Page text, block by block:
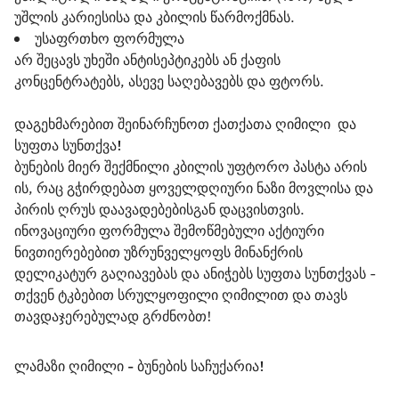
უშლის კარიესისა და კბილის წარმოქმნას.
უსაფრთხო ფორმულა
არ შეცავს უხეში ანტისეპტიკებს ან ქაფის
კონცენტრატებს, ასევე საღებავებს და ფტორს.
დაგეხმარებით შეინარჩუნოთ ქათქათა ღიმილი  და
სუფთა სუნთქვა!
ბუნების მიერ შექმნილი კბილის უფტორო პასტა არის
ის, რაც გჭირდებათ ყოველდღიური ნაზი მოვლისა და
პირის ღრუს დაავადებებისგან დაცვისთვის.
ინოვაციური ფორმულა შემოწმებული აქტიური
ნივთიერებებით უზრუნველყოფს მინანქრის
დელიკატურ გაღიავებას და ანიჭებს სუფთა სუნთქვას -
თქვენ ტკბებით სრულყოფილი ღიმილით და თავს
თავდაჯერებულად გრძნობთ!
ლამაზი ღიმილი - ბუნების საჩუქარია!